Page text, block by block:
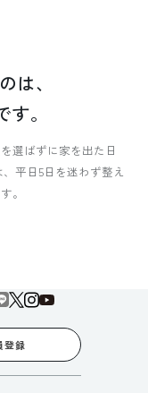
は、
。
選ばずに家を出た日
平日5日を迷わず整え
。
登録